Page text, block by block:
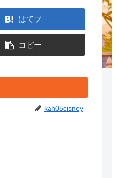
はてブ
コピー
kah05disney